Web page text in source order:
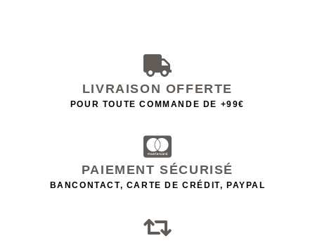
LIVRAISON OFFERTE
POUR TOUTE COMMANDE DE +99€
PAIEMENT SÉCURISÉ
BANCONTACT, CARTE DE CRÉDIT, PAYPAL